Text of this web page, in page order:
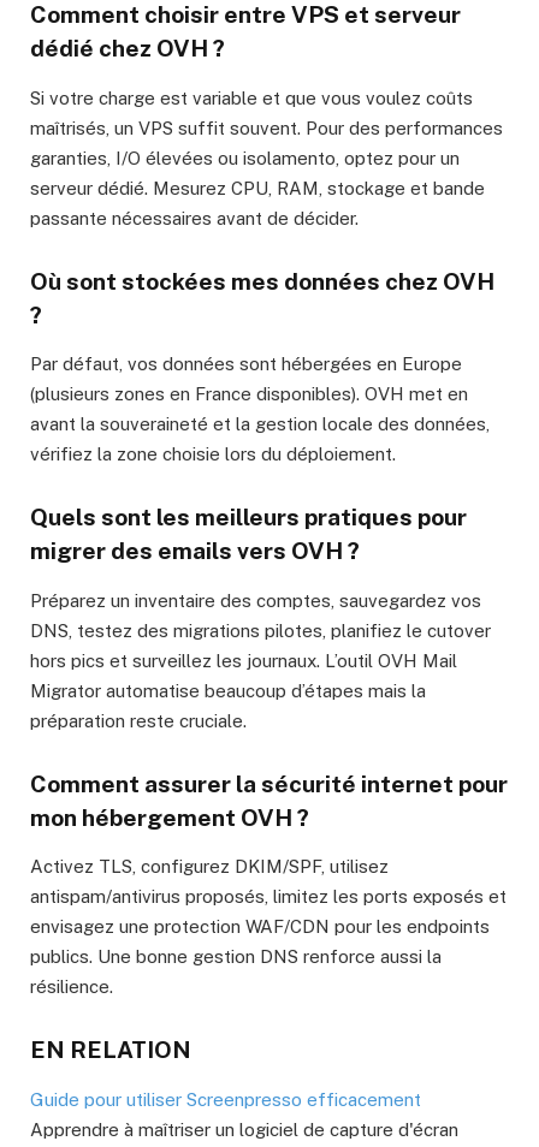
Comment choisir entre VPS et serveur
dédié chez OVH ?
Si votre charge est variable et que vous voulez coûts
maîtrisés, un VPS suffit souvent. Pour des performances
garanties, I/O élevées ou isolamento, optez pour un
serveur dédié. Mesurez CPU, RAM, stockage et bande
passante nécessaires avant de décider.
Où sont stockées mes données chez OVH
?
Par défaut, vos données sont hébergées en Europe
(plusieurs zones en France disponibles). OVH met en
avant la souveraineté et la gestion locale des données,
vérifiez la zone choisie lors du déploiement.
Quels sont les meilleurs pratiques pour
migrer des emails vers OVH ?
Préparez un inventaire des comptes, sauvegardez vos
DNS, testez des migrations pilotes, planifiez le cutover
hors pics et surveillez les journaux. L’outil OVH Mail
Migrator automatise beaucoup d’étapes mais la
préparation reste cruciale.
Comment assurer la sécurité internet pour
mon hébergement OVH ?
Activez TLS, configurez DKIM/SPF, utilisez
antispam/antivirus proposés, limitez les ports exposés et
envisagez une protection WAF/CDN pour les endpoints
publics. Une bonne gestion DNS renforce aussi la
résilience.
EN RELATION
Guide pour utiliser Screenpresso efficacement
Apprendre à maîtriser un logiciel de capture d'écran